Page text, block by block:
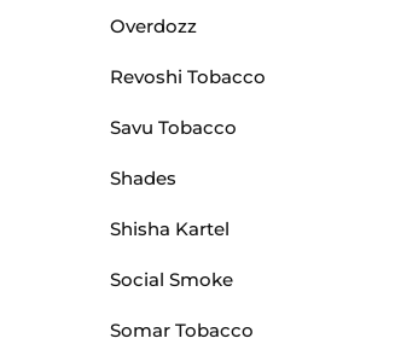
Overdozz
Revoshi Tobacco
Savu Tobacco
Shades
Shisha Kartel
Social Smoke
Somar Tobacco